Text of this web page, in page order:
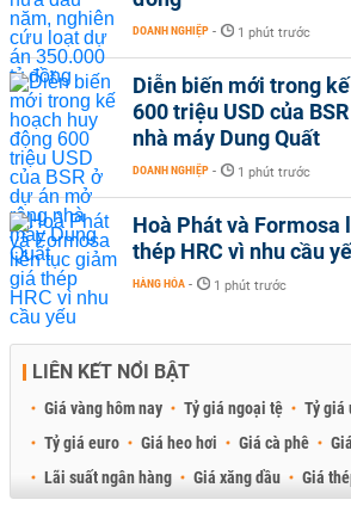
DOANH NGHIỆP - 1 phút trước
Diễn biến mới trong
600 triệu USD của
nhà máy Dung Quất
DOANH NGHIỆP - 1 phút trước
Hoà Phát và Formosa
thép HRC vì nhu cầu
HÀNG HÓA - 1 phút trước
LIÊN KẾT NỔI BẬT
Giá vàng hôm nay Tỷ giá ngoại tệ Tỷ giá
Tỷ giá euro
Giá heo hơi Giá cà phê
Lãi suất ngân hàng
Giá xăng dầu
Giá